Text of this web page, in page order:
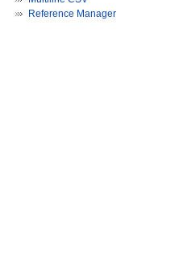
Reference Manager